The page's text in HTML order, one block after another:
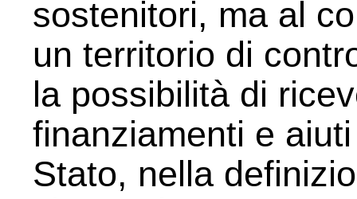
sostenitori, ma al
un territorio di
la possibilità di
finanziamenti e
Stato, nella